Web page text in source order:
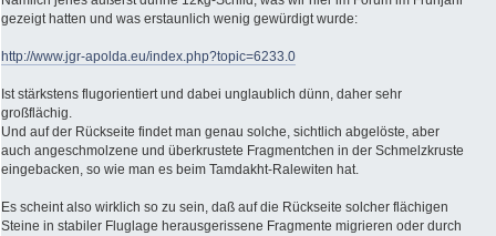
gezeigt hatten und was erstaunlich wenig gewürdigt wurde:
http://www.jgr-apolda.eu/index.php?topic=6233.0
Ist stärkstens flugorientiert und dabei unglaublich dünn, daher sehr
großflächig.
Und auf der Rückseite findet man genau solche, sichtlich abgelöste, aber
auch angeschmolzene und überkrustete Fragmentchen in der Schmelzkruste
eingebacken, so wie man es beim Tamdakht-Ralewiten hat.
Es scheint also wirklich so zu sein, daß auf die Rückseite solcher flächigen
Steine in stabiler Fluglage herausgerissene Fragmente migrieren oder durch